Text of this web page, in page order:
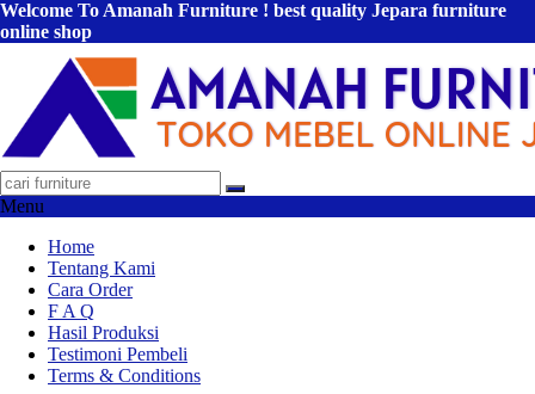
Welcome To Amanah Furniture ! best quality Jepara furniture
online shop
Menu
Home
Tentang Kami
Cara Order
F A Q
Hasil Produksi
Testimoni Pembeli
Terms & Conditions